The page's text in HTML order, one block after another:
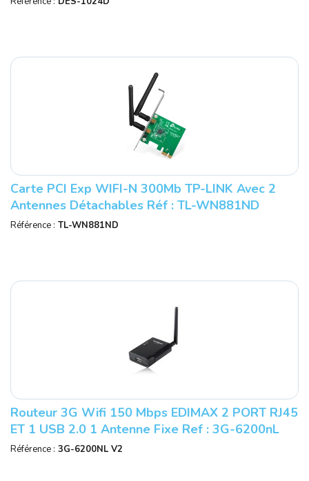
Carte PCI Exp WIFI-N 300Mb TP-LINK Avec 2
Antennes Détachables Réf : TL-WN881ND
Référence : TL-WN881ND
Routeur 3G Wifi 150 Mbps EDIMAX 2 PORT RJ45
ET 1 USB 2.0 1 Antenne Fixe Ref : 3G-6200nL
V2
Référence : 3G-6200NL V2